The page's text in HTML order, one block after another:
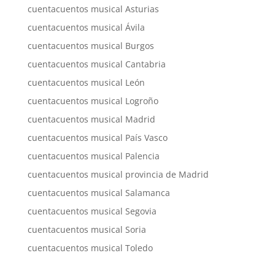
cuentacuentos musical Asturias
cuentacuentos musical Ávila
cuentacuentos musical Burgos
cuentacuentos musical Cantabria
cuentacuentos musical León
cuentacuentos musical Logroño
cuentacuentos musical Madrid
cuentacuentos musical País Vasco
cuentacuentos musical Palencia
cuentacuentos musical provincia de Madrid
cuentacuentos musical Salamanca
cuentacuentos musical Segovia
cuentacuentos musical Soria
cuentacuentos musical Toledo